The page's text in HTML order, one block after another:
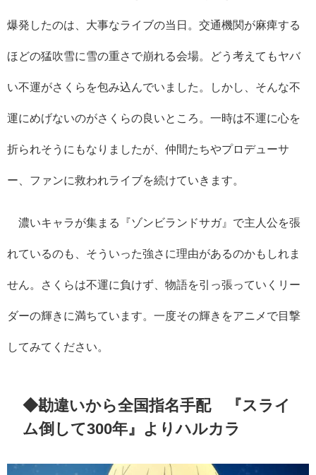
爆発したのは、大事なライブの当日。交通機関が麻痺する
ほどの猛吹雪に雪の重さで崩れる会場。どう考えてもヤバ
い不運がさくらを包み込んでいました。しかし、そんな不
運にめげないのがさくらの良いところ。一時は不運に心を
折られそうにもなりましたが、仲間たちやプロデューサ
ー、ファンに救われライブを続けていきます。
濃いキャラが集まる『ゾンビランドサガ』で主人公を張
れているのも、そういった強さに理由があるのかもしれま
せん。さくらは不運に負けず、物語を引っ張っていくリー
ダーの輝きに満ちています。一度その輝きをアニメで目撃
してみてください。
◆勘違いから全国指名手配 『スライ
ム倒して300年』よりハルカラ